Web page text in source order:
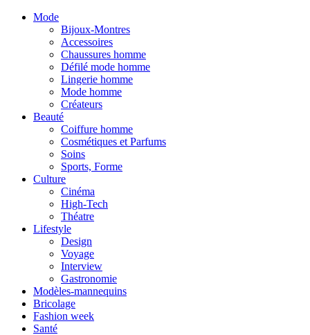
Mode
Bijoux-Montres
Accessoires
Chaussures homme
Défilé mode homme
Lingerie homme
Mode homme
Créateurs
Beauté
Coiffure homme
Cosmétiques et Parfums
Soins
Sports, Forme
Culture
Cinéma
High-Tech
Théatre
Lifestyle
Design
Voyage
Interview
Gastronomie
Modèles-mannequins
Bricolage
Fashion week
Santé